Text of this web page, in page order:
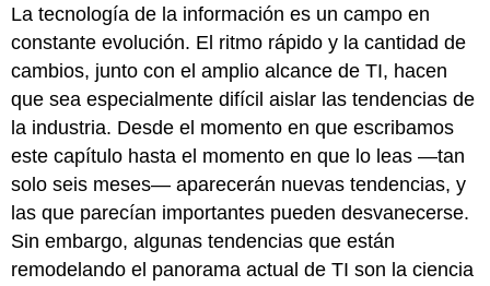
La tecnología de la información es un campo en
constante evolución. El ritmo rápido y la cantidad de
cambios, junto con el amplio alcance de TI, hacen
que sea especialmente difícil aislar las tendencias de
la industria. Desde el momento en que escribamos
este capítulo hasta el momento en que lo leas —tan
solo seis meses— aparecerán nuevas tendencias, y
las que parecían importantes pueden desvanecerse.
Sin embargo, algunas tendencias que están
remodelando el panorama actual de TI son la ciencia